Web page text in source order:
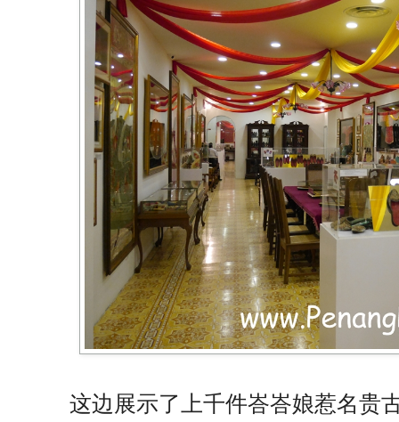
这边展示了上千件峇峇娘惹名贵